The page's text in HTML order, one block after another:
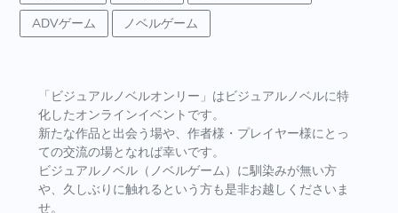
ADVゲーム
ノベルゲーム
「ビジュアルノベルオンリー」はビジュアルノベルに特
化したオンラインイベントです。
新たな作品と出会う場や、作者様・プレイヤー様にとっ
ての交流の場となれば幸いです。
ビジュアルノベル（ノベルゲーム）に馴染みが無い方
や、久しぶりに触れるという方も是非お越しくださいま
せ。